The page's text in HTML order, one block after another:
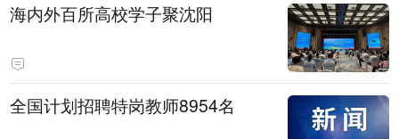
海内外百所高校学子聚沈阳
全国计划招聘特岗教师8954名